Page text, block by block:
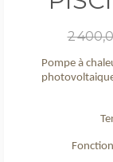
Prix
de
2
Pompe à